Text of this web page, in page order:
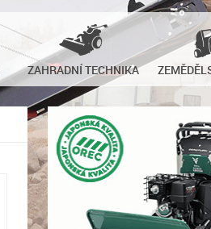
ZAHRADNÍ TECHNIKA